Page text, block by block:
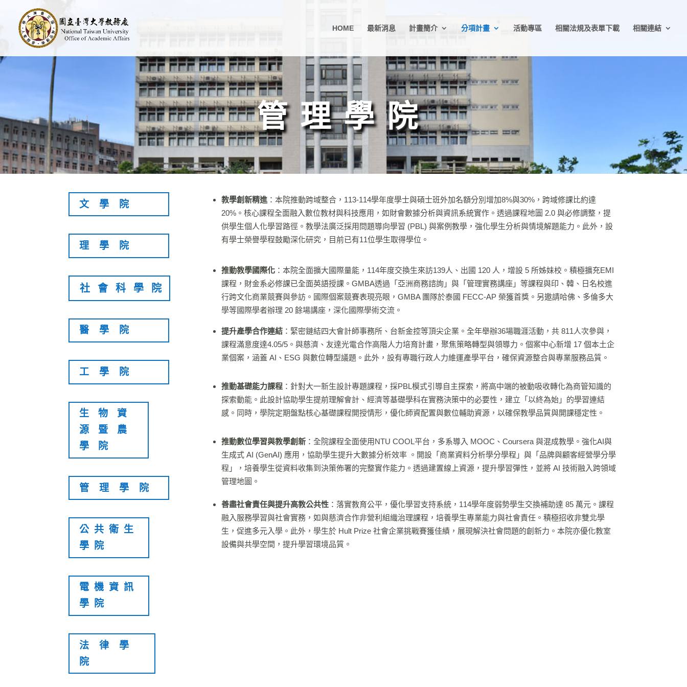
HOME 最新消息 計畫簡介 分項計畫 活動專區 相關法規及表單下載 相關連結
管理學院
文學院
理學院
社會科學院
醫學院
工學院
生物資
源暨農
學院
管理學院
公共衛生
學院
電機資訊
學院
法律學
院
教學創新精進：本院推動跨域整合，113-114學年度學士與碩士班外加名額分別增加8%與30%，跨域修課比約達
20%。核心課程全面融入數位教材與科技應用，如財會數據分析與資訊系統實作。透過課程地圖 2.0 與必修調整，提
供學生個人化學習路徑。教學法廣泛採用問題導向學習 (PBL) 與案例教學，強化學生分析與情境解題能力。此外，設
有學士榮譽學程鼓勵深化研究，目前已有11位學生取得學位。
推動教學國際化：本院全面擴大國際量能，114年度交換生來訪139人、出國 120 人，增設 5 所姊妹校。積極擴充EMI
課程，財金系必修課已全面英語授課。GMBA透過「亞洲商務諮詢」與「管理實務講座」等課程與印、韓、日名校進
行跨文化商業競賽與參訪。國際個案競賽表現亮眼，GMBA 團隊於泰國 FECC-AP 榮獲首獎。另邀請哈佛、多倫多大
學等國際學者辦理 20 餘場講座，深化國際學術交流。
提升產學合作連結：緊密鏈結四大會計師事務所、台新金控等頂尖企業。全年舉辦36場職涯活動，共 811人次參與，
課程滿意度達4.05/5。與慈濟、友達光電合作高階人力培育計畫，聚焦策略轉型與領導力。個案中心新增 17 個本土企
業個案，涵蓋 AI、ESG 與數位轉型議題。此外，設有專職行政人力維運產學平台，確保資源整合與專業服務品質。
推動基礎能力課程：針對大一新生設計專題課程，採PBL模式引導自主探索，將高中端的被動吸收轉化為商管知識的
探索動能。此設計協助學生提前理解會計、經濟等基礎學科在實務決策中的必要性，建立「以終為始」的學習連結
感。同時，學院定期盤點核心基礎課程開授情形，優化師資配置與數位輔助資源，以確保教學品質與開課穩定性。
推動數位學習與教學創新：全院課程全面使用NTU COOL平台，多系導入 MOOC、Coursera 與混成教學。強化AI與
生成式 AI (GenAI) 應用，協助學生提升大數據分析效率 。開設「商業資料分析學分學程」與「品牌與顧客經營學分學
程」，培養學生從資料收集到決策佈署的完整實作能力。透過建置線上資源，提升學習彈性，並將 AI 技術融入跨領域
管理地圖。
善盡社會責任與提升高教公共性：落實教育公平，優化學習支持系統，114學年度弱勢學生交換補助達 85 萬元。課程
融入服務學習與社會實務，如與慈濟合作非營利組織治理課程，培養學生專業能力與社會責任。積極招收非雙北學
生，促進多元入學。此外，學生於 Hult Prize 社會企業挑戰賽獲佳績，展現解決社會問題的創新力。本院亦優化教室
設備與共學空間，提升學習環境品質。